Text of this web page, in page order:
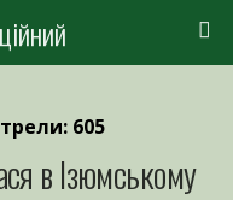
605
в Ізюмському